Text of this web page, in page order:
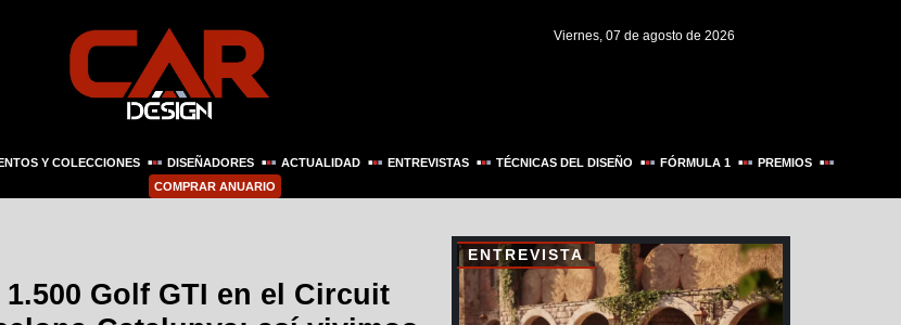
Viernes, 07 de agosto de 2026
Y COLECCIONES DISEÑADORES ACTUALIDAD ENTREVISTAS TÉCNICAS DEL DISEÑO FÓRMULA 1
PREMIOS
COMPRAR ANUARIO
1.500 Golf GTI en el Circuit
ENTREVISTA